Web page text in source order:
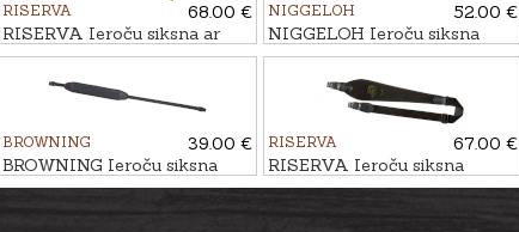
RISERVA
68.00 €
RISERVA Ieroču siksna ar
divām lencēm CORDURA
NIGGELOH
52.00 €
NIGGELOH Ieroču siksna
UNIVERSAL QR
BROWNING
39.00 €
BROWNING Ieroču siksna
RISERVA
67.00 €
RISERVA Ieroču siksna
MEŽA CŪKA